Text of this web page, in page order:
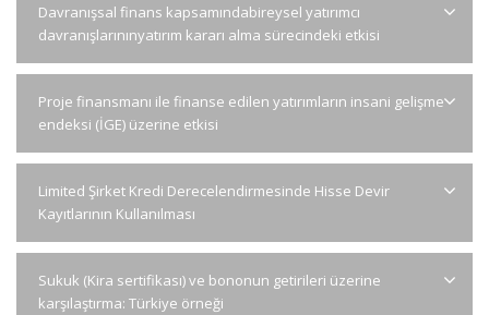
Davranışsal finans kapsamındabireysel yatırımcı
davranışlarınınyatırım kararı alma sürecindeki etkisi
Proje finansmanı ile finanse edilen yatırımların insani gelişme
endeksi (İGE) üzerine etkisi
Limited Şirket Kredi Derecelendirmesinde Hisse Devir
Kayıtlarının Kullanılması
Sukuk (Kira sertifikası) ve bononun getirileri üzerine
karşılaştırma: Türkiye örneği